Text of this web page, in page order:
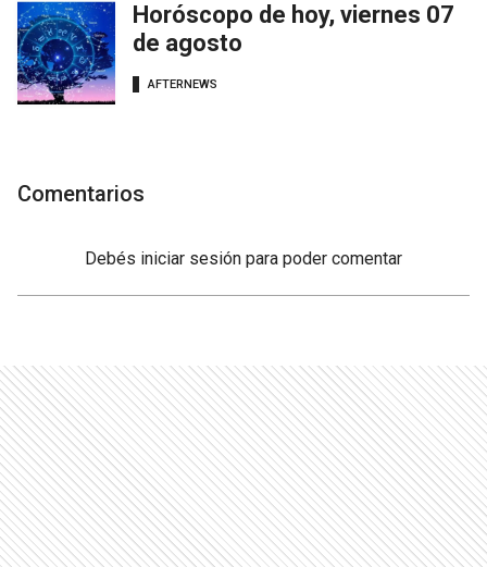
Horóscopo de hoy, viernes 07
de agosto
AFTERNEWS
Comentarios
Debés iniciar sesión para poder comentar